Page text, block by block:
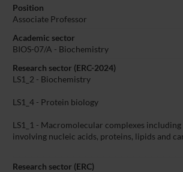
Position
Associate Professor
Academic sector
BIOS-07/A - Biochemistry
Research sector (ERC-2024)
LS1_2 - Biochemistry
LS1_4 - Protein biology
LS1_1 - Macromolecular complexes
involving nucleic acids, proteins, lipids and
Research sector (ERC)